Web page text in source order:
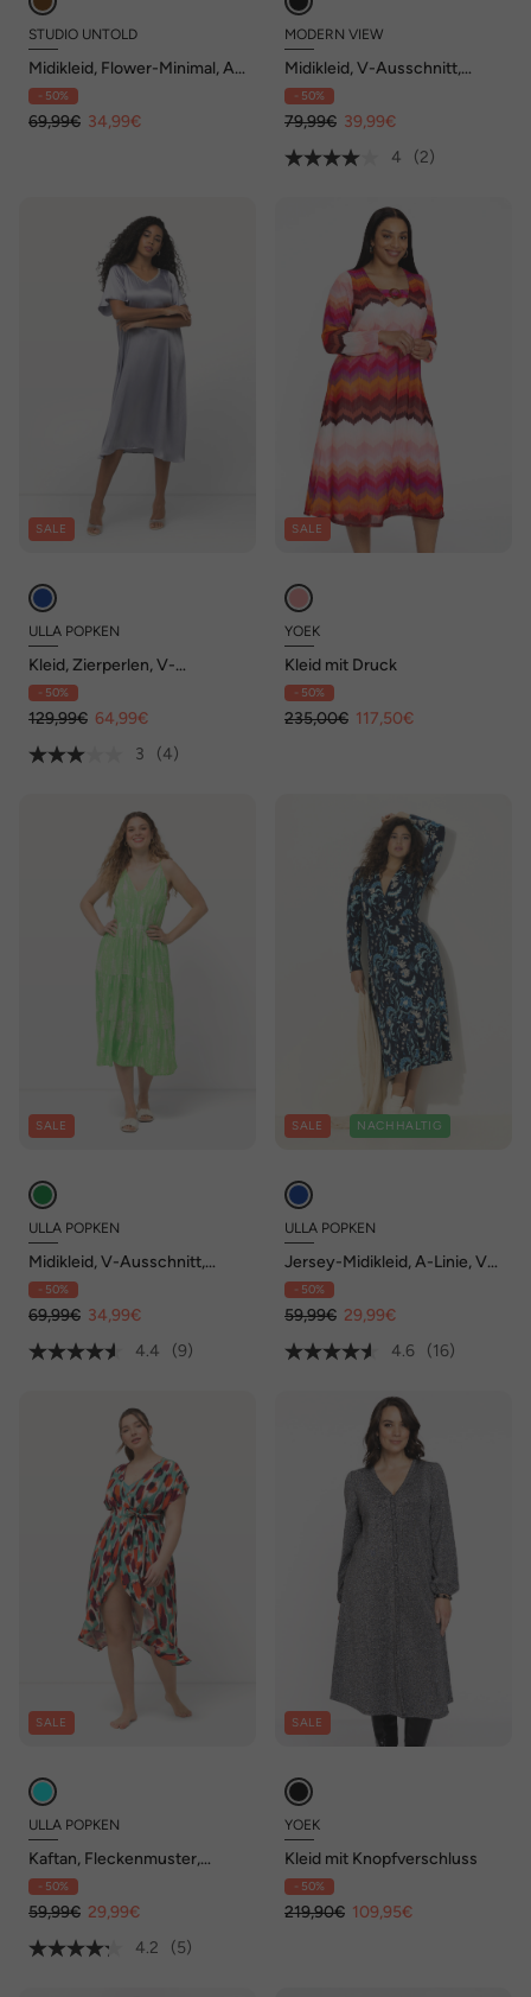
STUDIO UNTOLD
Midikleid, Flower-Minimal, A-
Line, elastische Taille
- 50%
69,99€ 34,99€
MODERN VIEW
Midikleid, V-Ausschnitt,
Bindegürtel, Langarm,
Taschen
- 50%
79,99€ 39,99€
4
(2)
SALE
ULLA POPKEN
Kleid, Zierperlen, V-
Ausschnitt, Halbarm
- 50%
129,99€ 64,99€
3
(4)
SALE
YOEK
Kleid mit Druck
- 50%
235,00€ 117,50€
SALE
ULLA POPKEN
Midikleid, V-Ausschnitt,
Triangel-Schalen, ärmellos
- 50%
69,99€ 34,99€
4.4
(9)
SALE NACHHALTIG
ULLA POPKEN
Jersey-Midikleid, A-Linie, V-
Ausschnitt, Langarm
- 50%
59,99€ 29,99€
4.6
(16)
SALE
ULLA POPKEN
Kaftan, Fleckenmuster,
Bindeband, Halbarm
- 50%
59,99€ 29,99€
4.2
(5)
SALE
YOEK
Kleid mit Knopfverschluss
- 50%
219,90€ 109,95€